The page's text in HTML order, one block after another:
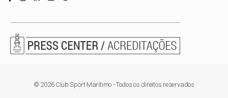
© 2026 Club Sport Marítimo - Todos os direitos reservados